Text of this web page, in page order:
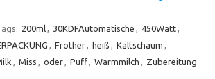
200ml, 30KDFAutomatische , 450Watt,
, Frother, heiß , Kaltschaum ,
, Miss , oder, Puff, Warmmilch , Zubereitung